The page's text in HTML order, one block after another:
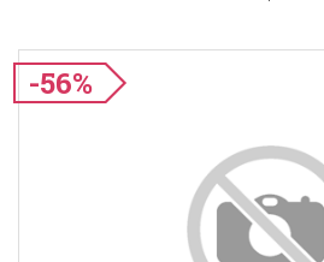
-56%